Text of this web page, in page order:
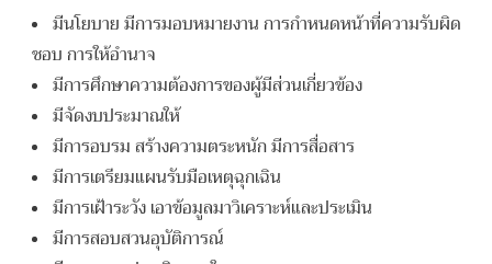
มีนโยบาย มีการมอบหมายงาน การกำหนดหน้าที่ความรับผิด
ชอบ การให้อำนาจ
มีการศึกษาความต้องการของผู้มีส่วนเกี่ยวข้อง
มีจัดงบประมาณให้
มีการอบรม สร้างความตระหนัก มีการสื่อสาร
มีการเตรียมแผนรับมือเหตุฉุกเฉิน
มีการเฝ้าระวัง เอาข้อมูลมาวิเคราะห์และประเมิน
มีการสอบสวนอุบัติการณ์